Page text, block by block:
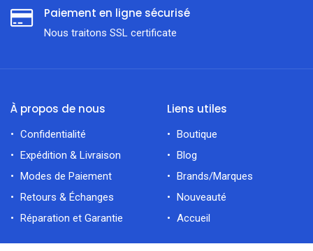
Paiement en ligne sécurisé
Nous traitons SSL сertificate
À propos de nous
Confidentialité
Expédition & Livraison
Modes de Paiement
Retours & Échanges
Réparation et Garantie
Liens utiles
Boutique
Blog
Brands/Marques
Nouveauté
Accueil